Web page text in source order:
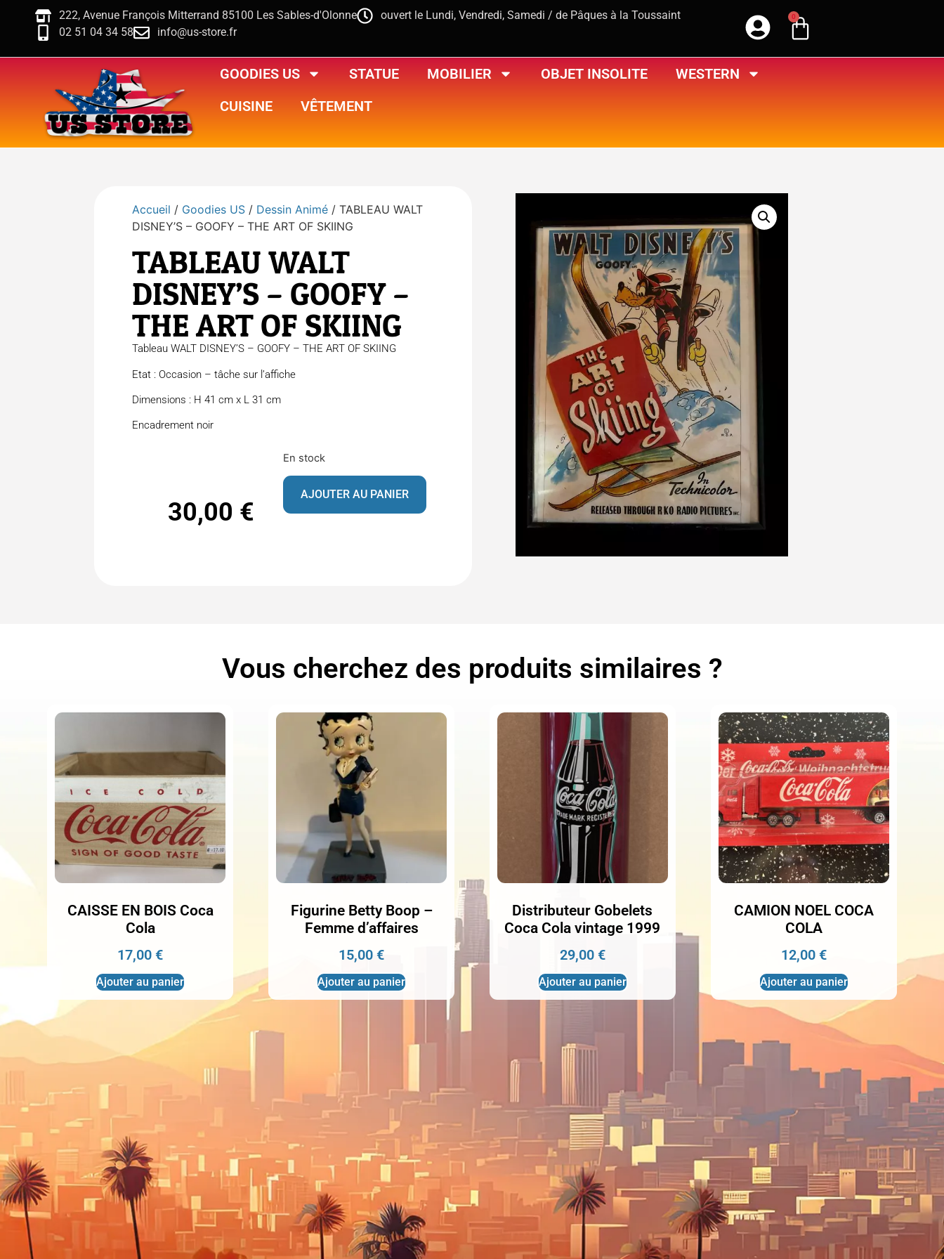
222, Avenue François Mitterrand 85100 Les Sables-d'Olonne
ouvert le Lundi, Vendredi, Samedi / de Pâques à la Toussaint
02 51 04 34 58
info@us-store.fr
0
GOODIES US STATUE MOBILIER OBJET INSOLITE
WESTERN
CUISINE
VÊTEMENT
Accueil / Goodies US / Dessin Animé / TABLEAU WALT
DISNEY’S – GOOFY – THE ART OF SKIING
TABLEAU WALT
DISNEY’S – GOOFY –
THE ART OF SKIING
Tableau WALT DISNEY’S – GOOFY – THE ART OF SKIING
Etat : Occasion – tâche sur l’affiche
Dimensions : H 41 cm x L 31 cm
Encadrement noir
30,00 €
En stock
AJOUTER AU PANIER
Vous cherchez des produits similaires ?
CAISSE EN BOIS Coca
Cola
17,00€
Ajouter au panier
Figurine Betty Boop –
Femme d’affaires
15,00€
Ajouter au panier
Distributeur Gobelets
Coca Cola vintage 1999
29,00 €
Ajouter au panier
CAMION NOEL COCA
COLA
12,00 €
Ajouter au panier